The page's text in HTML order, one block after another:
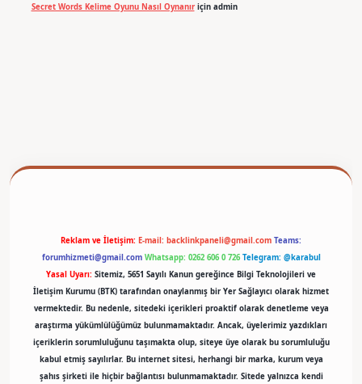
Secret Words Kelime Oyunu Nasıl Oynanıriçin admin
Reklam ve İletişim: E-mail: backlinkpaneli@gmail.com Teams:
forumhizmeti@gmail.com Whatsapp: 0262 606 0 726 Telegram: @karabul
Yasal Uyarı: Sitemiz, 5651 Sayılı Kanun gereğince Bilgi Teknolojileri ve
İletişim Kurumu (BTK) tarafından onaylanmış bir Yer Sağlayıcı olarak hizmet
vermektedir. Bu nedenle, sitedeki içerikleri proaktif olarak denetleme veya
araştırma yükümlülüğümüz bulunmamaktadır. Ancak, üyelerimiz yazdıkları
içeriklerin sorumluluğunu taşımakta olup, siteye üye olarak bu sorumluluğu
kabul etmiş sayılırlar. Bu internet sitesi, herhangi bir marka, kurum veya
şahıs şirketi ile hiçbir bağlantısı bulunmamaktadır. Sitede yalnızca kendi